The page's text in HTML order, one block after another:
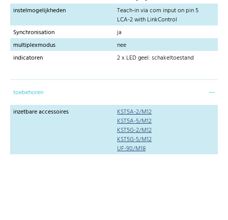
instelmogelijkheden
Teach-in via com input on pin 5
LCA-2 with LinkControl
Synchronisation
ja
multiplexmodus
nee
indicatoren
2 x LED geel: schakeltoestand
toebehoren
inzetbare accessoires
KST5A-2/M12
KST5A-5/M12
KST5G-2/M12
KST5G-5/M12
UF-90/M18